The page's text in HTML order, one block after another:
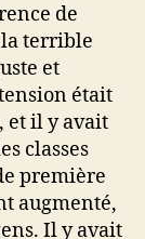
de
la terrible
et
était
et il y avait
classes
première
augmenté,
Il y avait